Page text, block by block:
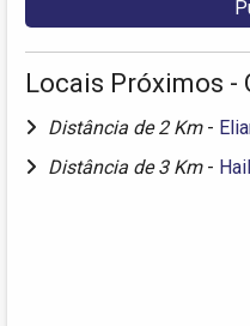
Locais Próximos -
Distância de 2 Km -
Distância de 3 Km -